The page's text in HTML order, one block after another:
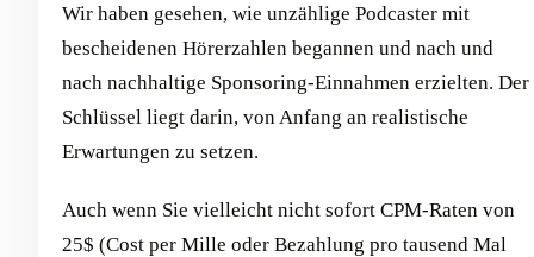
Wir haben gesehen, wie unzählige Podcaster mit
bescheidenen Hörerzahlen begannen und nach und
nach nachhaltige Sponsoring-Einnahmen erzielten. Der
Schlüssel liegt darin, von Anfang an realistische
Erwartungen zu setzen.
Auch wenn Sie vielleicht nicht sofort CPM-Raten von
25$ (Cost per Mille oder Bezahlung pro tausend Mal